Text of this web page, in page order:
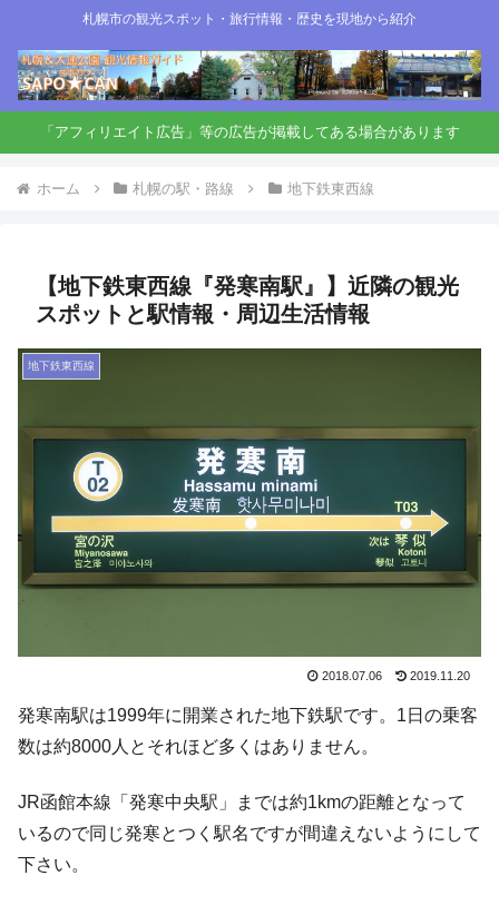
札幌市の観光スポット・旅行情報・歴史を現地から紹介
「アフィリエイト広告」等の広告が掲載してある場合があります
ホーム 札幌の駅・路線 地下鉄東西線
【地下鉄東西線『発寒南駅』】近隣の観光
スポットと駅情報・周辺生活情報
地下鉄東西線
2018.07.06 2019.11.20
発寒南駅は1999年に開業された地下鉄駅です。1日の乗客
数は約8000人とそれほど多くはありません。
JR函館本線「発寒中央駅」までは約1kmの距離となって
いるので同じ発寒とつく駅名ですが間違えないようにして
下さい。